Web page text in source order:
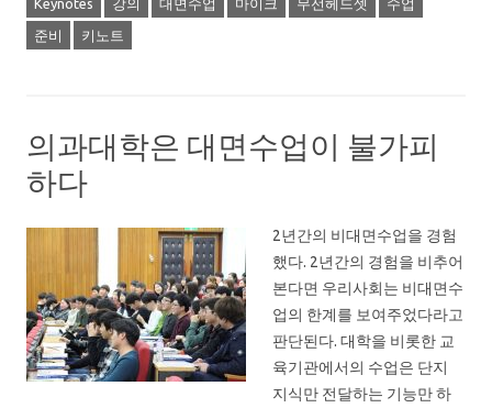
Keynotes 강의 대면수업 마이크 무선헤드셋 수업
준비 키노트
의과대학은 대면수업이 불가피
하다
2년간의 비대면수업을 경험
했다. 2년간의 경험을 비추어
본다면 우리사회는 비대면수
업의 한계를 보여주었다라고
판단된다. 대학을 비롯한 교
육기관에서의 수업은 단지
지식만 전달하는 기능만 하